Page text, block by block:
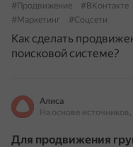
#Продвижение
#ВКонтакте
#Маркетинг
#Соцсети
Как сделать
поисковой системе?
Алиса
Для продвижения